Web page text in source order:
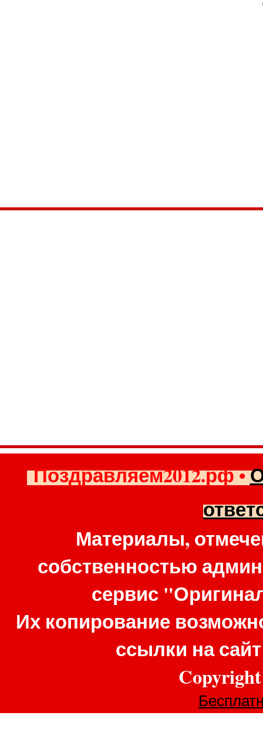
Поздравляем2012.рф•
Материалы,
собственностью
сервис
Их копирование
ссылки на